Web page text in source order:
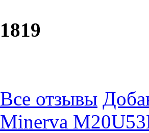
1819
Все отзывы
Minerva